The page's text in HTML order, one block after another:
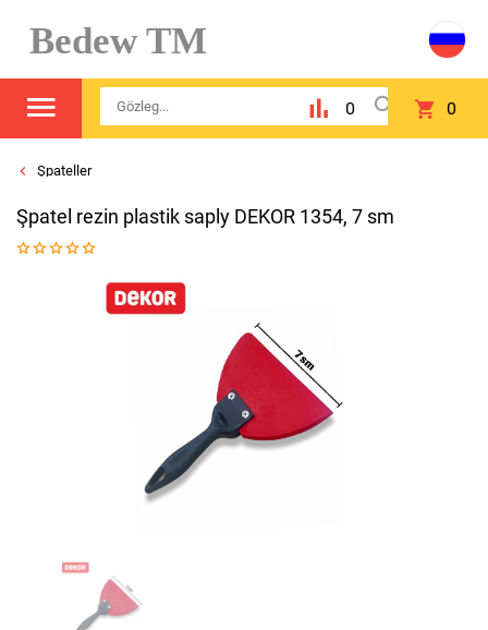
Bedew TM
0 0
Şpateller
Şpatel rezin plastik saply DEKOR 1354, 7 sm